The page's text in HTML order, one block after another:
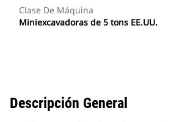
Clase De Máquina
Miniexcavadoras de 5 tons EE.UU.
Descripción General